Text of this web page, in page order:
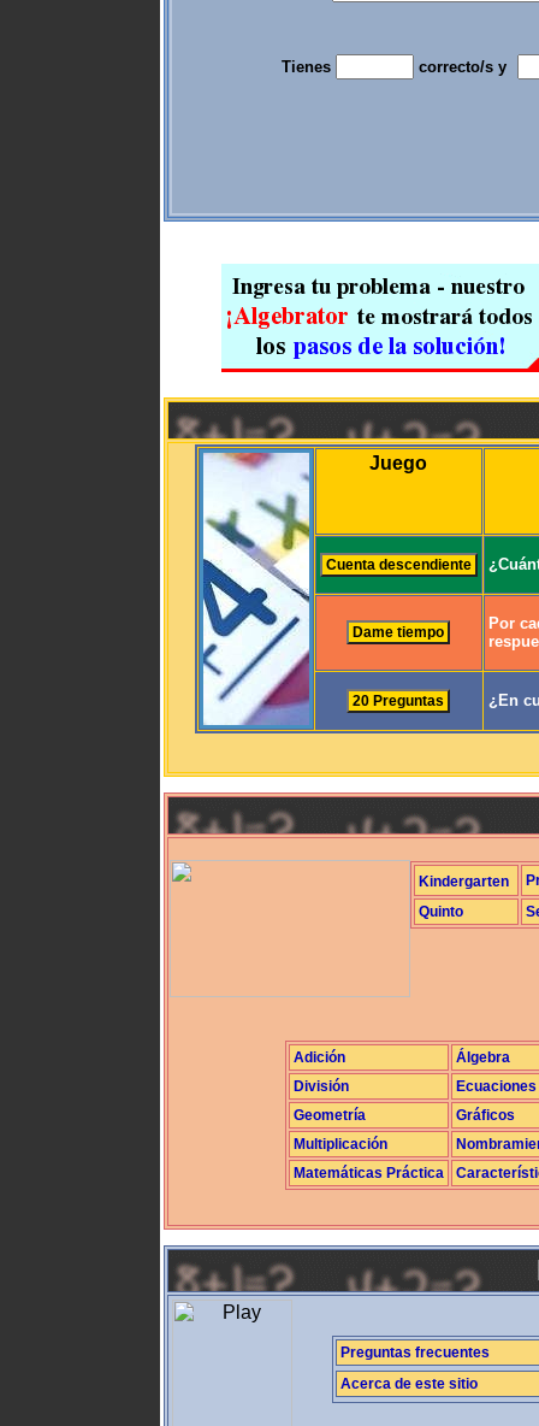
Tienes correcto/s y
Juego
Por
¿En
Kindergarten
Quinto
Adición
Álgebra
División
Ecuaciones
Geometría
Gráficos
Multiplicación
Matemáticas Práctica
Preguntas frecuentes
Acerca de este sitio